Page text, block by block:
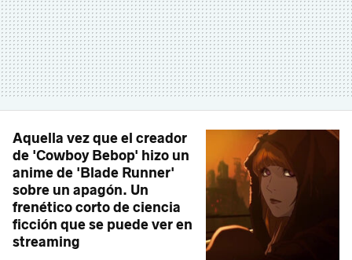
Aquella vez que el creador
de 'Cowboy Bebop' hizo un
anime de 'Blade Runner'
sobre un apagón. Un
frenético corto de ciencia
ficción que se puede ver en
streaming